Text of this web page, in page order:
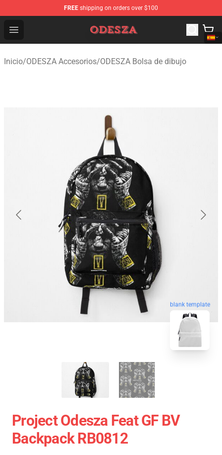
FREE shipping on orders over $100
Open menu
ODESZA Shop - Official ODESZA Merchandise Store
Inicio/ODESZA Accesorios/ODESZA Bolsa de dibujo
blank template
Project Odesza Feat GF BV
Backpack RB0812